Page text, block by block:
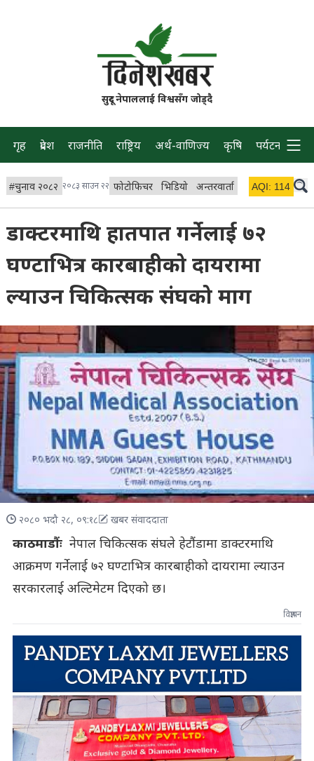
सुदूर नेपाललाई विश्वसँग जोड्दै
गृह प्रदेश राजनीति राष्ट्रिय अर्थ-वाणिज्य कृषि पर्यटन प्रवास
#चुनाव २०८२ २०८३ साउन २२ फोटोफिचर भिडियो अन्तरवार्ता विचार/ब्लग
AQI: 114
डाक्टरमाथि हातपात गर्नेलाई ७२
घण्टाभित्र कारबाहीको दायरामा
ल्याउन चिकित्सक संघको माग
२०८० भदौ २८, ०९:१८ खबर संवाददाता
काठमाडौंःनेपाल चिकित्सक संघले हेटौंडामा डाक्टरमाथि
आक्रमण गर्नेलाई ७२ घण्टाभित्र कारबाहीको दायरामा ल्याउन
सरकारलाई अल्टिमेटम दिएको छ।
विज्ञापन